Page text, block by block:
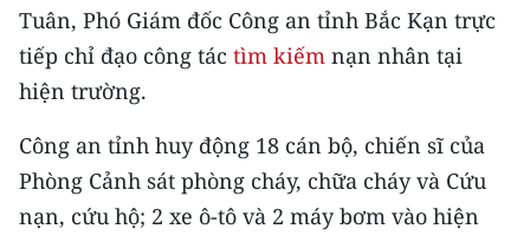
TIN MỚI
TIN ĐỊA PHƯƠNG
Đồng bằng sông Hồng
Bắc Trung Bộ
Tuân, Phó Giám đốc Công an tỉnh Bắc Kạn trực
tiếp chỉ đạo công tác tìm kiếm nạn nhân tại
hiện trường.
Công an tỉnh huy động 18 cán bộ, chiến sĩ của
Phòng Cảnh sát phòng cháy, chữa cháy và Cứu
nạn, cứu hộ; 2 xe ô-tô và 2 máy bơm vào hiện